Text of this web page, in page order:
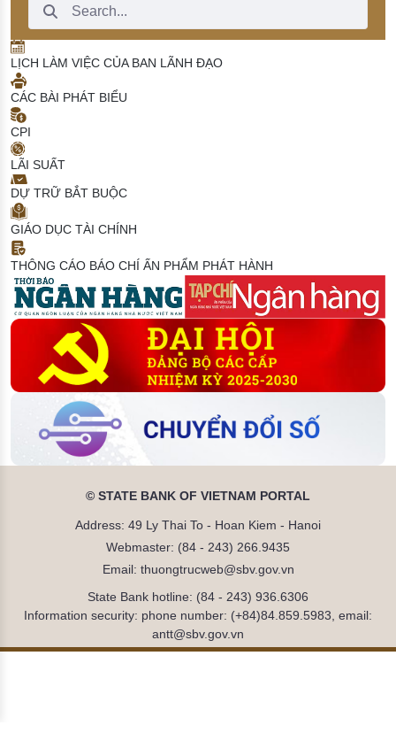
LỊCH LÀM VIỆC CỦA BAN LÃNH ĐẠO
CÁC BÀI PHÁT BIỂU
CPI
LÃI SUẤT
DỰ TRỮ BẮT BUỘC
GIÁO DỤC TÀI CHÍNH
THÔNG CÁO BÁO CHÍ ẤN PHẨM PHÁT HÀNH
© STATE BANK OF VIETNAM PORTAL
Address: 49 Ly Thai To - Hoan Kiem - Hanoi
Webmaster: (84 - 243) 266.9435
Email: thuongtrucweb@sbv.gov.vn
State Bank hotline: (84 - 243) 936.6306
Information security: phone number: (+84)84.859.5983, email:
antt@sbv.gov.vn